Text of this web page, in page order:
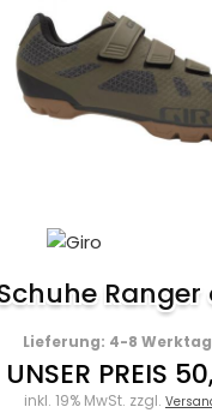
Lieferung: 4-8
UNSER PREIS
inkl. 19% MwSt. zzgl.